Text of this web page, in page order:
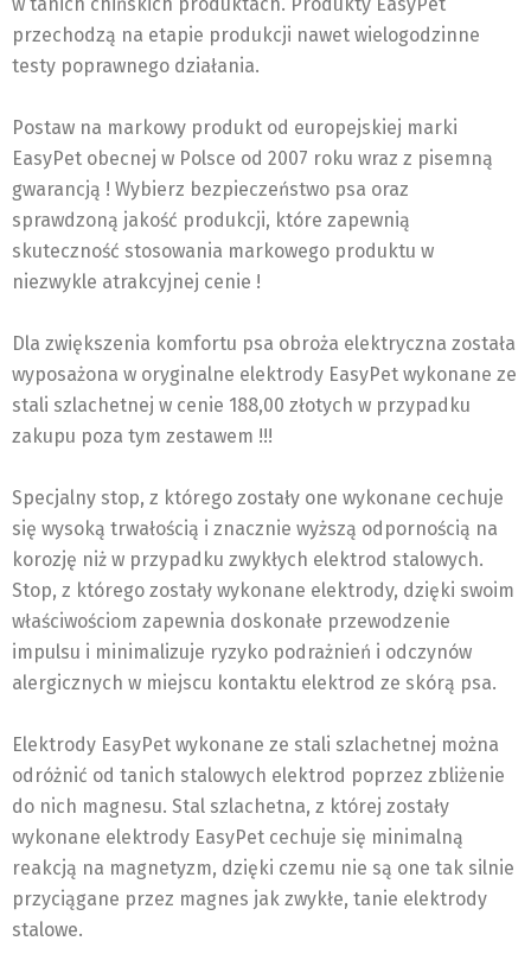
przechodzą na etapie produkcji nawet wielogodzinne
testy poprawnego działania.
Postaw na markowy produkt od europejskiej marki
EasyPet obecnej w Polsce od 2007 roku wraz z pisemną
gwarancją ! Wybierz bezpieczeństwo psa oraz
sprawdzoną jakość produkcji, które zapewnią
skuteczność stosowania markowego produktu w
niezwykle atrakcyjnej cenie !
Dla zwiększenia komfortu psa obroża elektryczna została
wyposażona w oryginalne elektrody EasyPet wykonane ze
stali szlachetnej w cenie 188,00 złotych w przypadku
zakupu poza tym zestawem !!!
Specjalny stop, z którego zostały one wykonane cechuje
się wysoką trwałością i znacznie wyższą odpornością na
korozję niż w przypadku zwykłych elektrod stalowych.
Stop, z którego zostały wykonane elektrody, dzięki swoim
właściwościom zapewnia doskonałe przewodzenie
impulsu i minimalizuje ryzyko podrażnień i odczynów
alergicznych w miejscu kontaktu elektrod ze skórą psa.
Elektrody EasyPet wykonane ze stali szlachetnej można
odróżnić od tanich stalowych elektrod poprzez zbliżenie
do nich magnesu. Stal szlachetna, z której zostały
wykonane elektrody EasyPet cechuje się minimalną
reakcją na magnetyzm, dzięki czemu nie są one tak silnie
przyciągane przez magnes jak zwykłe, tanie elektrody
stalowe.